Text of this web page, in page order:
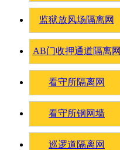
监狱放风场隔离网
AB门收押通道隔离网
看守所隔离网
看守所钢网墙
巡逻道隔离网